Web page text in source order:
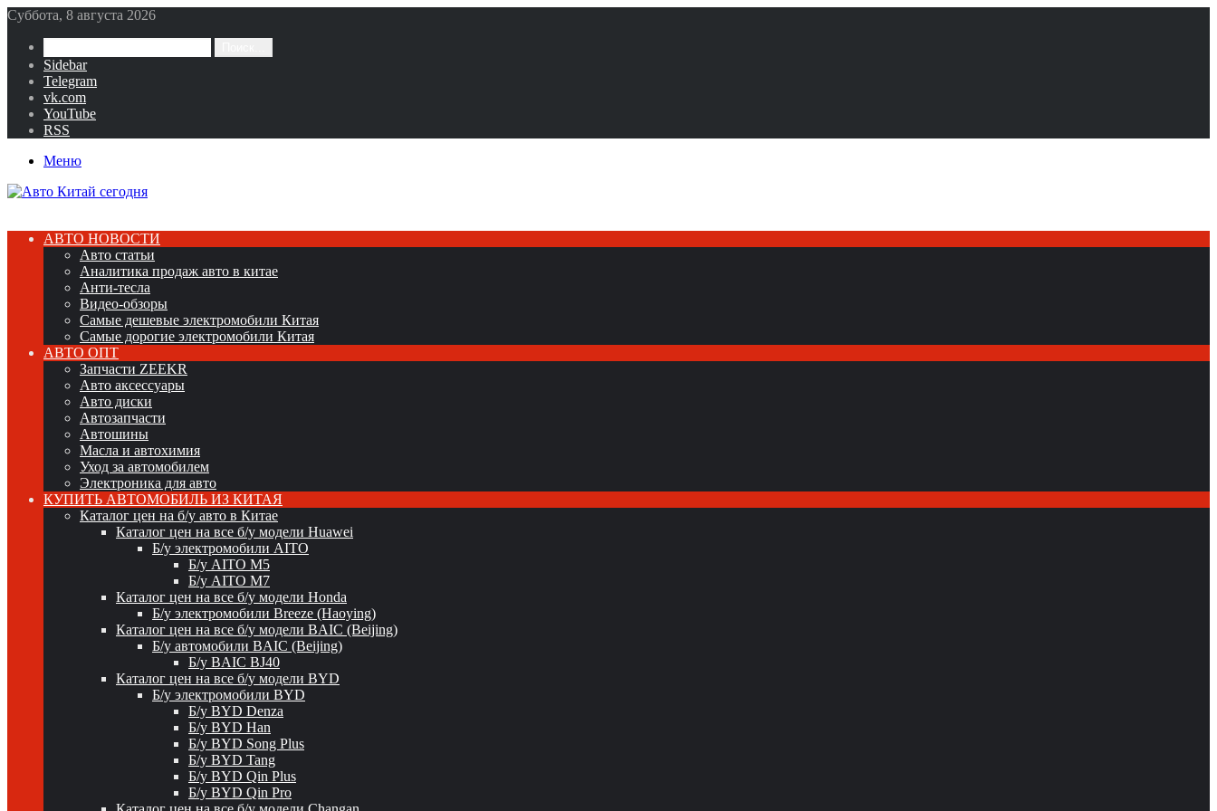
Суббота, 8 августа 2026
Sidebar
Telegram
vk.com
YouTube
RSS
Меню
АВТО НОВОСТИ
Авто статьи
Аналитика продаж авто в китае
Анти-тесла
Видео-обзоры
Самые дешевые электромобили Китая
Самые дорогие электромобили Китая
АВТО ОПТ
Запчасти ZEEKR
Авто аксессуары
Авто диски
Автозапчасти
Автошины
Масла и автохимия
Уход за автомобилем
Электроника для авто
КУПИТЬ АВТОМОБИЛЬ ИЗ КИТАЯ
Каталог цен на б/у авто в Китае
Каталог цен на все б/у модели Huawei
Б/у электромобили AITO
Б/у AITO M5
Б/у AITO M7
Каталог цен на все б/у модели Honda
Б/у электромобили Breeze (Haoying)
Каталог цен на все б/у модели BAIC (Beijing)
Б/у автомобили BAIC (Beijing)
Б/у BAIC BJ40
Каталог цен на все б/у модели BYD
Б/у электромобили BYD
Б/у BYD Denza
Б/у BYD Han
Б/у BYD Song Plus
Б/у BYD Tang
Б/у BYD Qin Plus
Б/у BYD Qin Pro